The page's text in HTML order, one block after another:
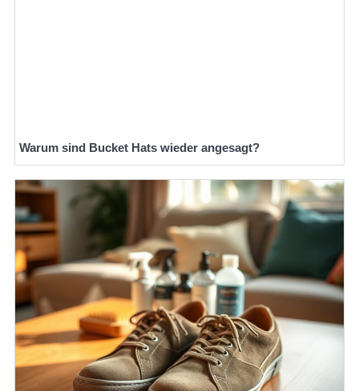
Warum sind Bucket Hats wieder angesagt?